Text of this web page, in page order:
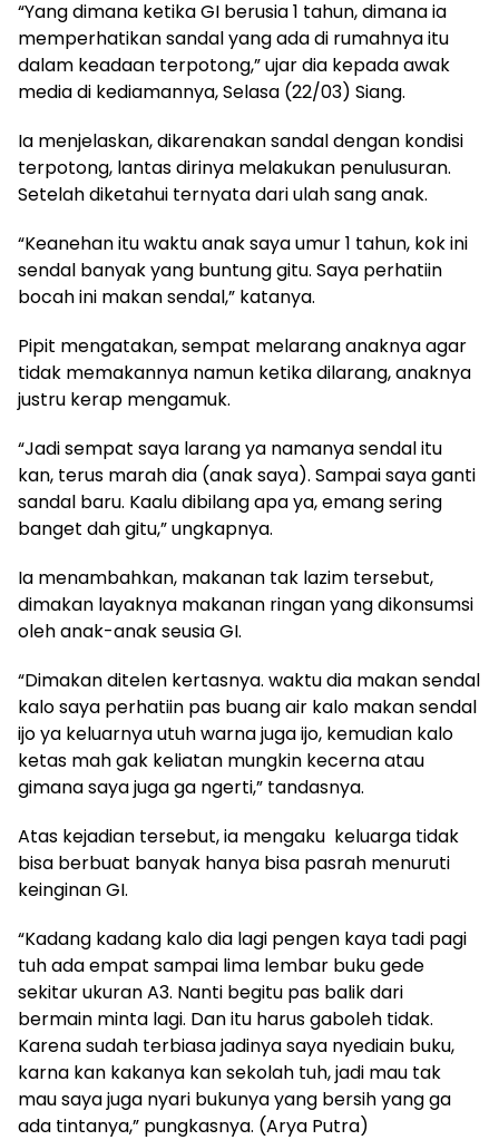
“Yang dimana ketika GI berusia 1 tahun, dimana ia
memperhatikan sandal yang ada di rumahnya itu
dalam keadaan terpotong,” ujar dia kepada awak
media di kediamannya, Selasa (22/03) Siang.
Ia menjelaskan, dikarenakan sandal dengan kondisi
terpotong, lantas dirinya melakukan penulusuran.
Setelah diketahui ternyata dari ulah sang anak.
“Keanehan itu waktu anak saya umur 1 tahun, kok ini
sendal banyak yang buntung gitu. Saya perhatiin
bocah ini makan sendal,” katanya.
Pipit mengatakan, sempat melarang anaknya agar
tidak memakannya namun ketika dilarang, anaknya
justru kerap mengamuk.
“Jadi sempat saya larang ya namanya sendal itu
kan, terus marah dia (anak saya). Sampai saya ganti
sandal baru. Kaalu dibilang apa ya, emang sering
banget dah gitu,” ungkapnya.
Ia menambahkan, makanan tak lazim tersebut,
dimakan layaknya makanan ringan yang dikonsumsi
oleh anak-anak seusia GI.
“Dimakan ditelen kertasnya. waktu dia makan sendal
kalo saya perhatiin pas buang air kalo makan sendal
ijo ya keluarnya utuh warna juga ijo, kemudian kalo
ketas mah gak keliatan mungkin kecerna atau
gimana saya juga ga ngerti,” tandasnya.
Atas kejadian tersebut, ia mengaku keluarga tidak
bisa berbuat banyak hanya bisa pasrah menuruti
keinginan GI.
“Kadang kadang kalo dia lagi pengen kaya tadi pagi
tuh ada empat sampai lima lembar buku gede
sekitar ukuran A3. Nanti begitu pas balik dari
bermain minta lagi. Dan itu harus gaboleh tidak.
Karena sudah terbiasa jadinya saya nyediain buku,
karna kan kakanya kan sekolah tuh, jadi mau tak
mau saya juga nyari bukunya yang bersih yang ga
ada tintanya,” pungkasnya. (Arya Putra)